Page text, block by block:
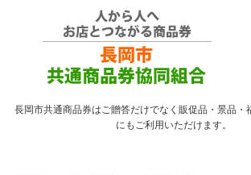
コ
長岡市共通商品券はご贈答だけでなく販促品・景品・
にもご利用いただけます。